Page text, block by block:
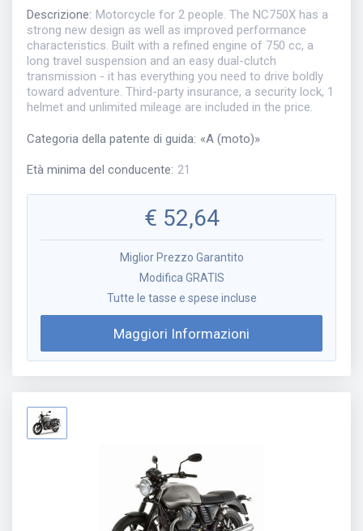
Descrizione: Motorcycle for 2 people. The NC750X has a
strong new design as well as improved performance
characteristics. Built with a refined engine of 750 cc, a
long travel suspension and an easy dual-clutch
transmission - it has everything you need to drive boldly
toward adventure. Third-party insurance, a security lock, 1
helmet and unlimited mileage are included in the price.
Categoria della patente di guida: «A (moto)»
Età minima del conducente: 21
€ 52,64
Miglior Prezzo Garantito
Modifica GRATIS
Tutte le tasse e spese incluse
Maggiori Informazioni